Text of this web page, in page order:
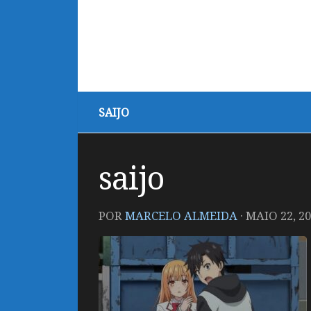
SAIJO
saijo
PORMARCELO ALMEIDA · MAIO 22,